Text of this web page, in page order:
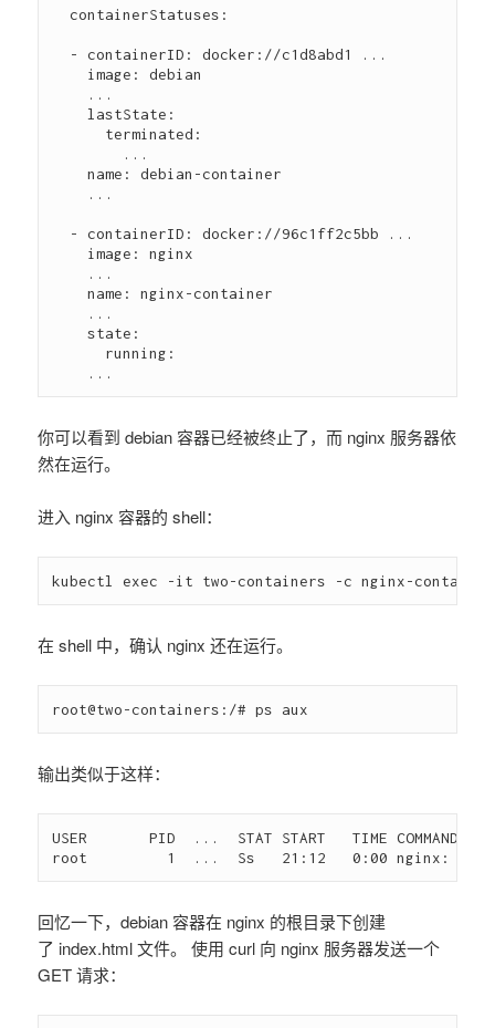
  containerStatuses:
  - containerID: docker://c1d8abd1 ...
    image: debian
    ...
    lastState:
      terminated:
        ...
    name: debian-container
    ...
  - containerID: docker://96c1ff2c5bb ...
    image: nginx
    ...
    name: nginx-container
    ...
    state:
      running:
你可以看到 debian 容器已经被终止了，而 nginx 服务器依
然在运行。
进入 nginx 容器的 shell：
在 shell 中，确认 nginx 还在运行。
输出类似于这样：
USER       PID  ...  STAT START   TIME COMMAND
回忆一下，debian 容器在 nginx 的根目录下创建
了 index.html 文件。 使用 curl 向 nginx 服务器发送一个
GET 请求：